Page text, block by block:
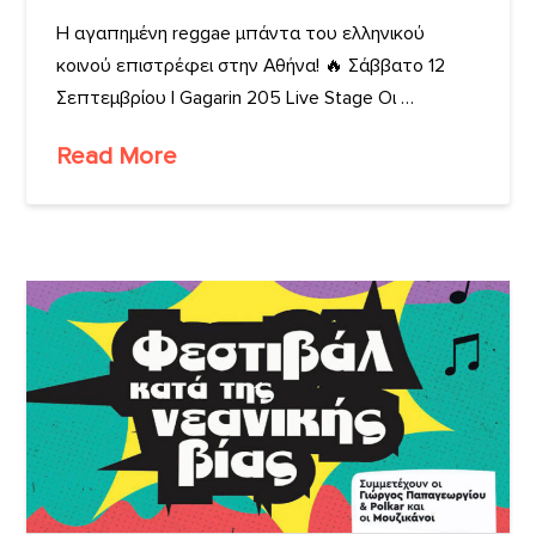
Η αγαπημένη reggae μπάντα του ελληνικού
κοινού επιστρέφει στην Αθήνα! 🔥 Σάββατο 12
Σεπτεμβρίου | Gagarin 205 Live Stage Οι …
Read More